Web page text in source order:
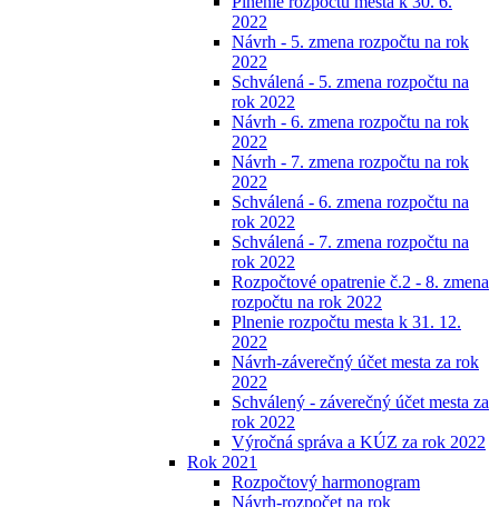
2022
Návrh - 5. zmena rozpočtu na rok
2022
Schválená - 5. zmena rozpočtu na
rok 2022
Návrh - 6. zmena rozpočtu na rok
2022
Návrh - 7. zmena rozpočtu na rok
2022
Schválená - 6. zmena rozpočtu na
rok 2022
Schválená - 7. zmena rozpočtu na
rok 2022
Rozpočtové opatrenie č.2 - 8. zmena
rozpočtu na rok 2022
Plnenie rozpočtu mesta k 31. 12.
2022
Návrh-záverečný účet mesta za rok
2022
Schválený - záverečný účet mesta za
rok 2022
Výročná správa a KÚZ za rok 2022
Rok 2021
Rozpočtový harmonogram
Návrh-rozpočet na rok